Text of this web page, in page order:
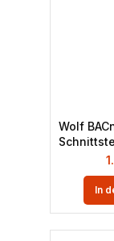
Wolf
In